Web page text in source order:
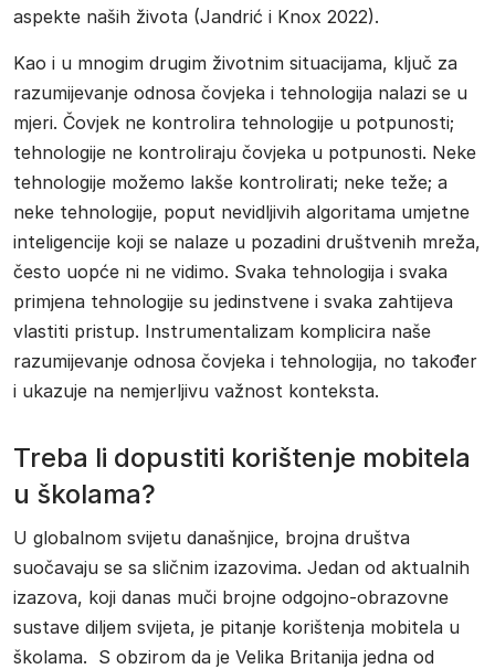
aspekte naših života (Jandrić i Knox 2022).
Kao i u mnogim drugim životnim situacijama, ključ za
razumijevanje odnosa čovjeka i tehnologija nalazi se u
mjeri. Čovjek ne kontrolira tehnologije u potpunosti;
tehnologije ne kontroliraju čovjeka u potpunosti. Neke
tehnologije možemo lakše kontrolirati; neke teže; a
neke tehnologije, poput nevidljivih algoritama umjetne
inteligencije koji se nalaze u pozadini društvenih mreža,
često uopće ni ne vidimo. Svaka tehnologija i svaka
primjena tehnologije su jedinstvene i svaka zahtijeva
vlastiti pristup. Instrumentalizam komplicira naše
razumijevanje odnosa čovjeka i tehnologija, no također
i ukazuje na nemjerljivu važnost konteksta.
Treba li dopustiti korištenje mobitela
u školama?
U globalnom svijetu današnjice, brojna društva
suočavaju se sa sličnim izazovima. Jedan od aktualnih
izazova, koji danas muči brojne odgojno-obrazovne
sustave diljem svijeta, je pitanje korištenja mobitela u
školama. S obzirom da je Velika Britanija jedna od